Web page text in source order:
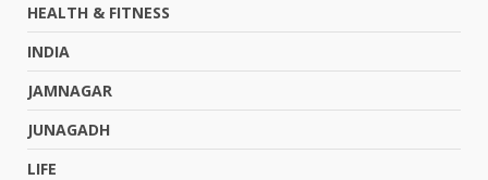
HEALTH & FITNESS
INDIA
JAMNAGAR
JUNAGADH
LIFE